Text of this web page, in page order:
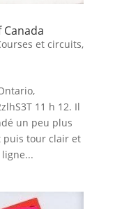
Canada
et circuits,
11 h 12. Il
un peu plus
puis tour clair et